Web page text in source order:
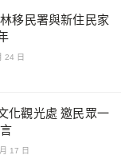
移民署與新住民家
24 日
化觀光處 邀民眾一
17 日